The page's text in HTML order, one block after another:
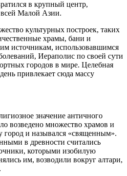
в крупный центр,
всей Малой Азии.
культурных построек, таких
храмы, бани и
источникам, использовавшимся
Иераполис по своей сути
городов в мире. Целебная
привлекает сюда массу
значение античного
возведено множество храмов и
город и назывался «священным».
в древности считались
которыми изобилую
им, возводили вокруг алтари,